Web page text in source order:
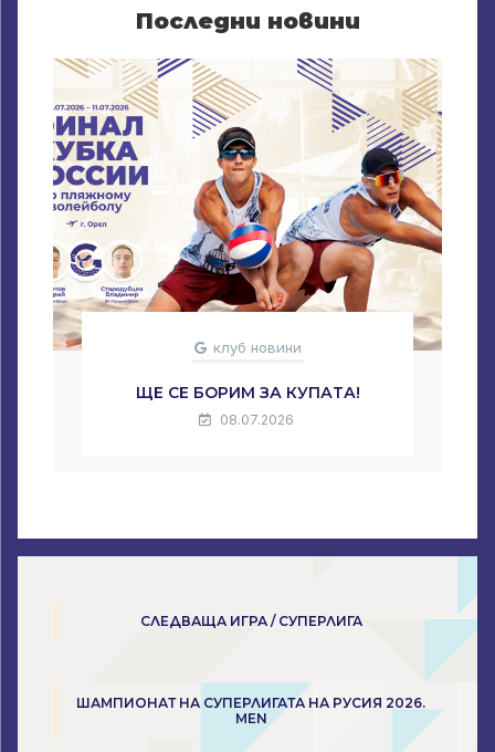
Последни новини
клуб новини
ЩЕ СЕ БОРИМ ЗА КУПАТА!
08.07.2026
СЛЕДВАЩА ИГРА / СУПЕРЛИГА
ШАМПИОНАТ НА СУПЕРЛИГАТА НА РУСИЯ 2026.
MEN